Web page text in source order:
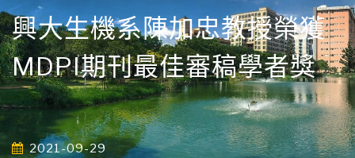
興大生機系陳加忠教授榮獲
MDPI期刊最佳審稿學者獎
2021-09-29